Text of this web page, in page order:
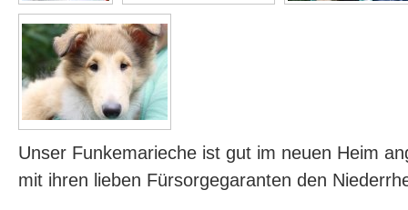
Unser Funkemarieche ist gut im neuen Heim
mit ihren lieben Fürsorgegaranten den